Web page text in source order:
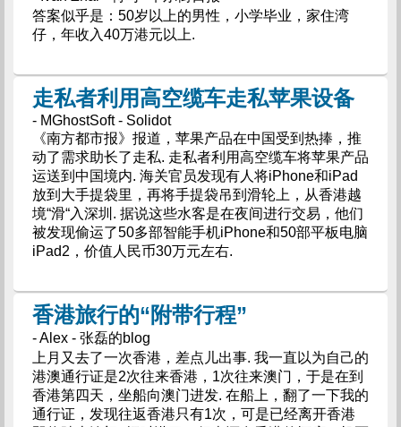
答案似乎是：50岁以上的男性，小学毕业，家住湾
仔，年收入40万港元以上.
走私者利用高空缆车走私苹果设备
- MGhostSoft - Solidot
《南方都市报》报道，苹果产品在中国受到热捧，推
动了需求助长了走私. 走私者利用高空缆车将苹果产品
运送到中国境内. 海关官员发现有人将iPhone和iPad
放到大手提袋里，再将手提袋吊到滑轮上，从香港越
境“滑“入深圳. 据说这些水客是在夜间进行交易，他们
被发现偷运了50多部智能手机iPhone和50部平板电脑
iPad2，价值人民币30万元左右.
香港旅行的“附带行程”
- Alex - 张磊的blog
上月又去了一次香港，差点儿出事. 我一直以为自己的
港澳通行证是2次往来香港，1次往来澳门，于是在到
香港第四天，坐船向澳门进发. 在船上，翻了一下我的
通行证，发现往返香港只有1次，可是已经离开香港